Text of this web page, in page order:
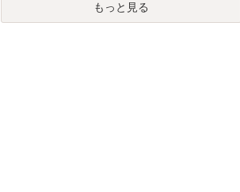
もっと見る